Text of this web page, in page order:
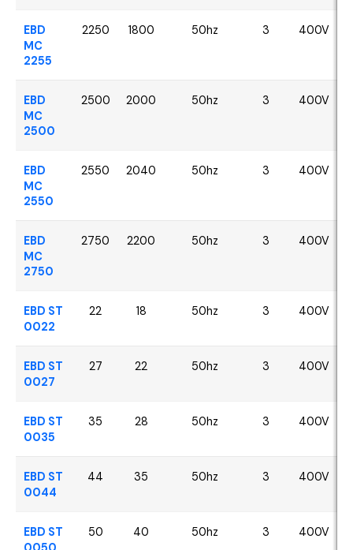
EBD
MC
2255
2250 1800 50hz 3 400V
EBD
MC
2500
2500 2000 50hz 3 400V
EBD
MC
2550
2550 2040 50hz 3 400V
EBD
MC
2750
2750 2200 50hz 3 400V
EBD ST
0022
22 18 50hz 3 400V
EBD ST
0027
27 22 50hz 3 400V
EBD ST
0035
35 28 50hz 3 400V
EBD ST
0044
44 35 50hz 3 400V
EBD ST
50 40 50hz 3 400V